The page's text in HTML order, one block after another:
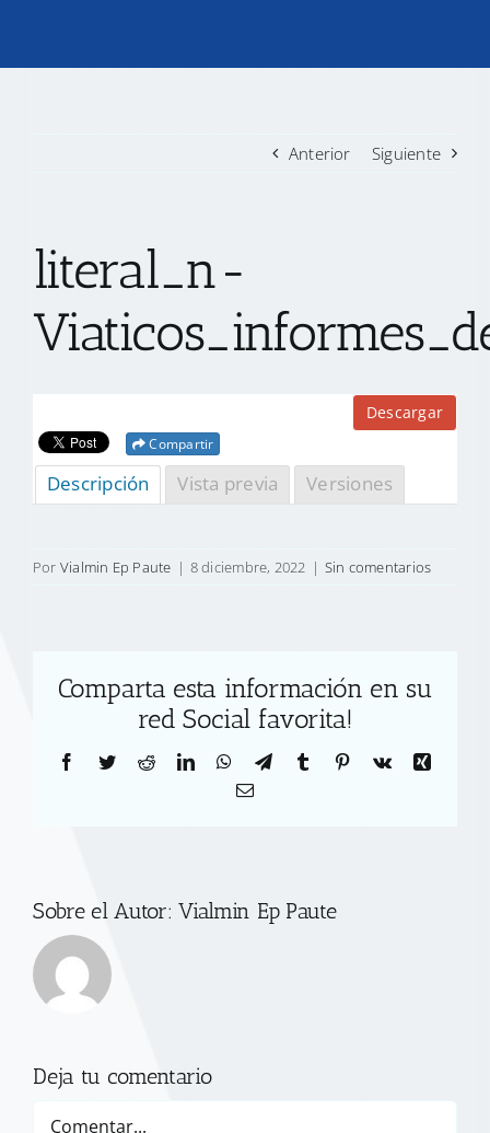
TRANSPARENCIA
CONTACTO
Anterior Siguiente
literal_n-
Descargar
Compartir
Descripción Vista previa Versiones
Por Vialmin Ep Paute | 8 diciembre, 2022 | Sin comentarios
Comparta esta información en su
red Social favorita!
Facebook
TwitterRedditLinkedInWhatsApp
TelegramTumblr Pinterest
Vk
Xing
Correo
Sobre el Autor:Vialmin Ep Paute
Deja tu comentario